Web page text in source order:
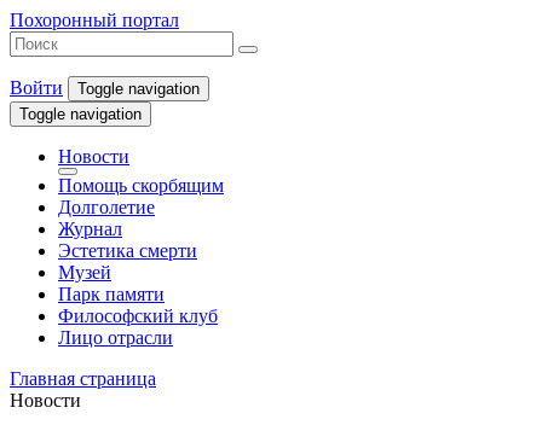
Похоронный портал
Войти
Toggle navigation
Toggle navigation
Новости
Помощь скорбящим
Долголетие
Журнал
Эстетика смерти
Музей
Парк памяти
Философский клуб
Лицо отрасли
Главная страница
Новости